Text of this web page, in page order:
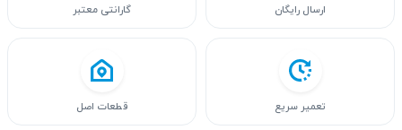
ارسال رایگان گارانتی معتبر
تعمیر سریع قطعات اصل